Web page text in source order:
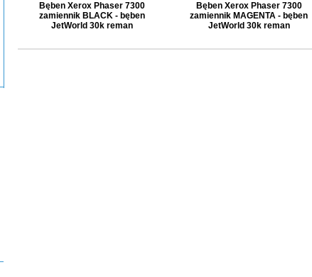
Bęben Xerox Phaser 7300
zamiennik BLACK - bęben
JetWorld 30k reman
Bęben Xerox Phaser 7300
zamiennik MAGENTA - bęben
JetWorld 30k reman